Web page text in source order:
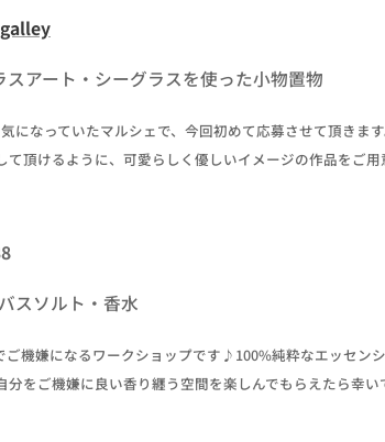
スアート・シーグラスを使った小物置物
になっていたマルシェで、今回初めて応募させて頂きま
て頂けるように、可愛らしく優しいイメージの作品をご用
スソルト・香水
ご機嫌になるワークショップです♪100%純粋なエッセン
分をご機嫌に良い香り纒う空間を楽しんでもらえたら幸